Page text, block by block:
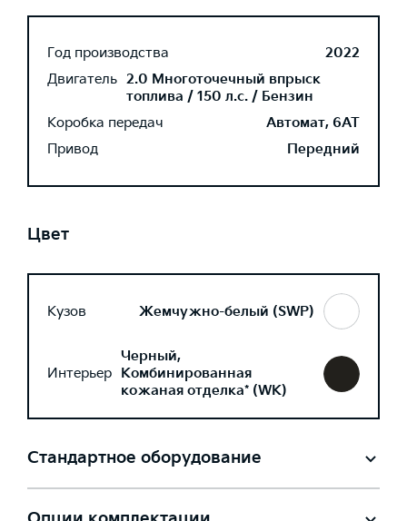
Год производства
2022
Двигатель 2.0 Многоточечный впрыск
топлива / 150 л.с. / Бензин
Коробка передач
Автомат, 6AT
Привод
Передний
Цвет
Кузов Жемчужно-белый (SWP)
Интерьер
Черный,
Комбинированная
кожаная отделка* (WK)
Стандартное оборудование